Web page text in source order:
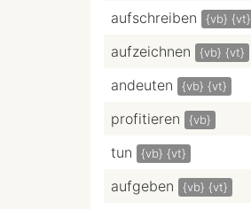
aufschreiben {vb} {vt}
aufzeichnen {vb} {vt}
andeuten {vb} {vt}
profitieren {vb}
tun {vb} {vt}
aufgeben {vb} {vt}